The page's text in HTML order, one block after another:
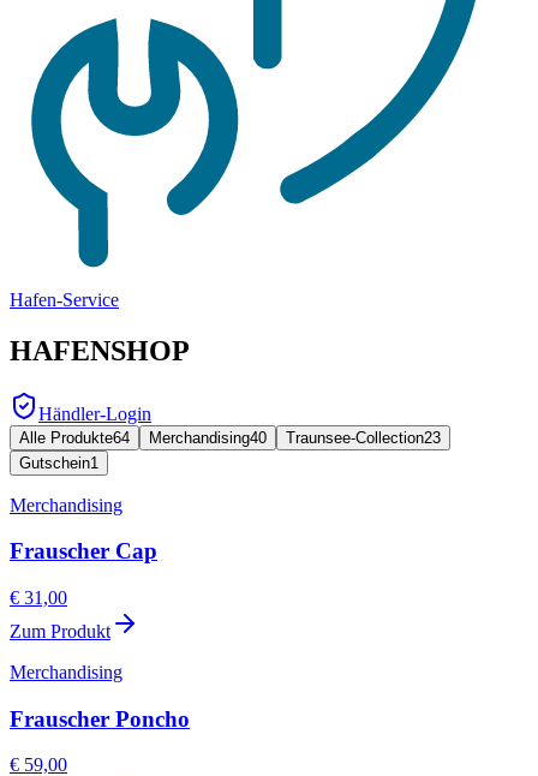
Hafen-Service
HAFENSHOP
Händler-Login
Alle Produkte64 Merchandising40 Traunsee-Collection23
Gutschein1
Merchandising
Frauscher Cap
€ 31,00
Zum Produkt
Merchandising
Frauscher Poncho
€ 59,00